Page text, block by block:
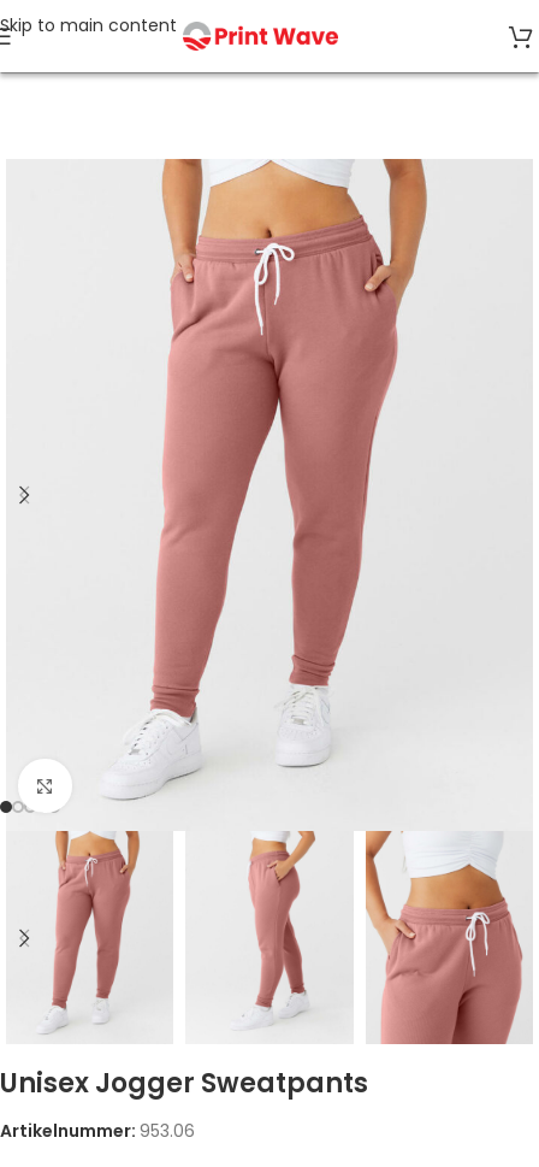
Skip to main content
Zum Vergrößern klicken
Unisex Jogger Sweatpants
Artikelnummer: 953.06